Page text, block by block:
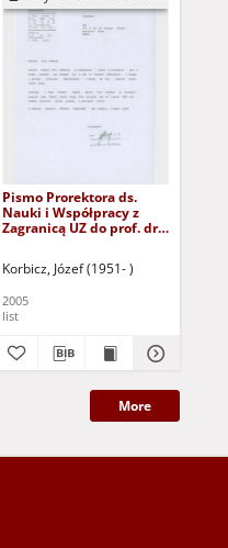
Pismo Prorektora ds.
Nauki i Współpracy z
Zagranicą UZ do prof. dr.
podziękowaniem za
w przygotowaniu opinii o
dorobku naukowym i
inż. Ryszarda
Tadeusiewicza
Korbicz, Józef (1951- )
2005
list
More